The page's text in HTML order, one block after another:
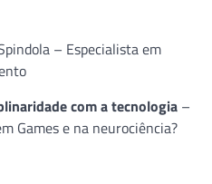
– Especialista em
com a tecnologia –
Games e na neurociência?